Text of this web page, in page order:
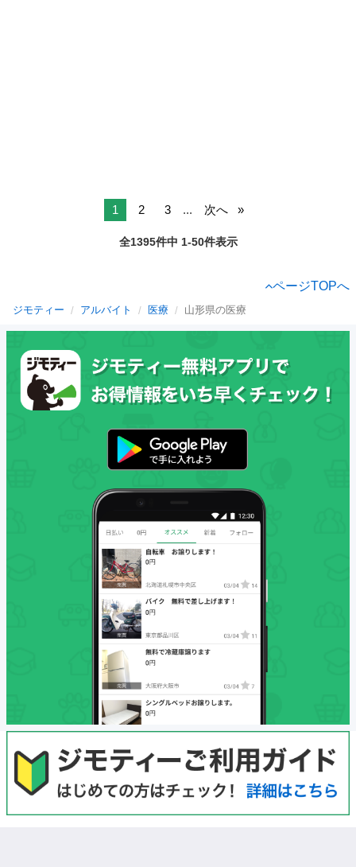
1 2 3 ... 次へ
全1395件中 1-50件表示
ページTOPへ
ジモティー アルバイト 医療 山形県の医療